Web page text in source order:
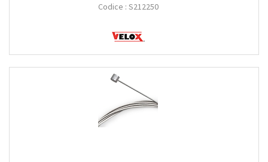
Codice : S212250